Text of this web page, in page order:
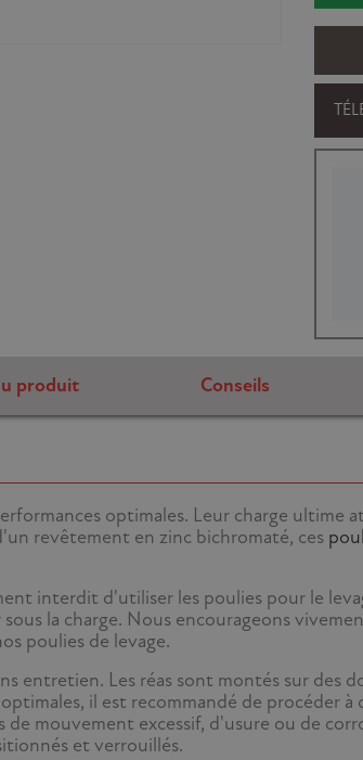
produit Conseils
optimales. Leur charge ultime
revêtement en zinc bichromaté, ces
interdit d'utiliser les poulies pour le
la charge. Nous encourageons
poulies de levage.
entretien. Les réas sont montés sur
il est recommandé de procéder
de mouvement excessif, d'usure ou de
et verrouillés.